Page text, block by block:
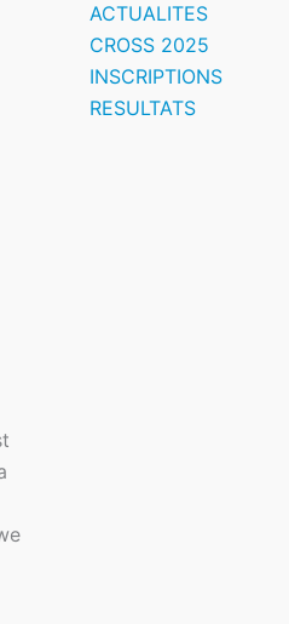
ACTUALITES
CROSS 2025
INSCRIPTIONS
RESULTATS